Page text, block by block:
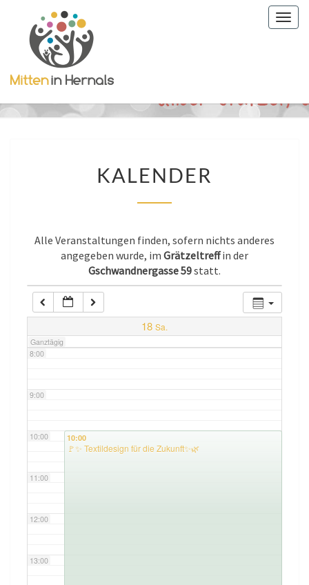
KALENDER
Alle Veranstaltungen finden, sofern nichts anderes
angegeben wurde, im Grätzeltreffin der
Gschwandnergasse 59statt.
18 Sa.
Ganztägig
0:00
1:00
2:00
7:00
8:00
9:00
10:00
11:00
12:00
13:00
10:00
🚩✨ Textildesign für die Zukunft✨🌿